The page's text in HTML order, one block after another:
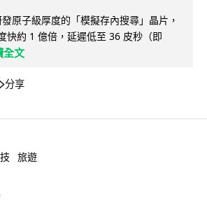
原子級厚度的「模擬存內搜尋」晶片，
快約 1 億倍，延遲低至 36 皮秒（即
全文
分享
旅遊